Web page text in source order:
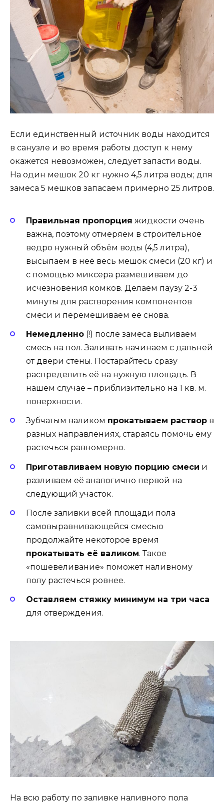
Если единственный источник воды находится
в санузле и во время работы доступ к нему
окажется невозможен, следует запасти воды.
На один мешок 20 кг нужно 4,5 литра воды; для
замеса 5 мешков запасаем примерно 25 литров.
Правильная пропорция жидкости очень
важна, поэтому отмеряем в строительное
ведро нужный объём воды (4,5 литра),
высыпаем в неё весь мешок смеси (20 кг) и
с помощью миксера размешиваем до
исчезновения комков. Делаем паузу 2-3
минуты для растворения компонентов
смеси и перемешиваем её снова.
Немедленно (!) после замеса выливаем
смесь на пол. Заливать начинаем с дальней
от двери стены. Постарайтесь сразу
распределить её на нужную площадь. В
нашем случае – приблизительно на 1 кв. м.
поверхности.
Зубчатым валиком прокатываем раствор в
разных направлениях, стараясь помочь ему
растечься равномерно.
Приготавливаем новую порцию смеси и
разливаем её аналогично первой на
следующий участок.
После заливки всей площади пола
самовыравнивающейся смесью
продолжайте некоторое время
прокатывать её валиком. Такое
«пошевеливание» поможет наливному
полу растечься ровнее.
Оставляем стяжку минимум на три часа
для отверждения.
На всю работу по заливке наливного пола